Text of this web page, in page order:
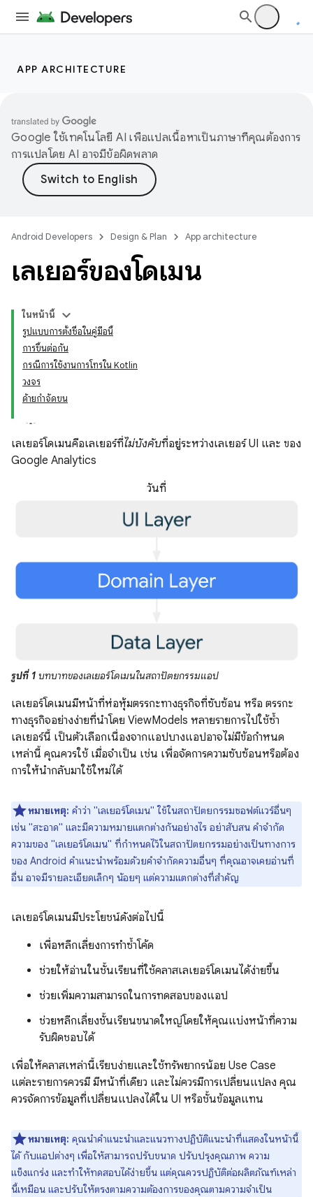
APP ARCHITECTURE
Google ใช้เทคโนโลยี AI เพื่อแปลเนื้อหาเป็นภาษาที่คุณต้องการ
การแปลโดย AI อาจมีข้อผิดพลาด
Android Developers Design & Plan App architecture
เลเยอร์ของโดเมน
ในหน้านี้
รูปแบบการตั้งชื่อในคู่มือนี้
การขึ้นต่อกัน
กรณีการใช้งานการโทรใน Kotlin
วงจร
ด้ายกำจัดขน
เลเยอร์โดเมนคือเลเยอร์ที่ไม่บังคับที่อยู่ระหว่างเลเยอร์ UI และ ของ
Google Analytics
วันที่
รูปที่ 1 บทบาทของเลเยอร์โดเมนในสถาปัตยกรรมแอป
เลเยอร์โดเมนมีหน้าที่ห่อหุ้มตรรกะทางธุรกิจที่ซับซ้อน หรือ ตรรกะ
ทางธุรกิจอย่างง่ายที่นำโดย ViewModels หลายรายการไปใช้ซ้ำ
เลเยอร์นี้ เป็นตัวเลือกเนื่องจากแอปบางแอปอาจไม่มีข้อกำหนด
เหล่านี้ คุณควรใช้ เมื่อจําเป็น เช่น เพื่อจัดการความซับซ้อนหรือต้อง
การให้นํากลับมาใช้ใหม่ได้
หมายเหตุ: คำว่า "เลเยอร์โดเมน" ใช้ในสถาปัตยกรรมซอฟต์แวร์อื่นๆ
เช่น "สะอาด" และมีความหมายแตกต่างกันอย่างไร อย่าสับสน คำจำกัด
ความของ "เลเยอร์โดเมน" ที่กำหนดไว้ในสถาปัตยกรรมอย่างเป็นทางการ
ของ Android คำแนะนำพร้อมด้วยคำจำกัดความอื่นๆ ที่คุณอาจเคยอ่านที่
อื่น อาจมีรายละเอียดเล็กๆ น้อยๆ แต่ความแตกต่างที่สำคัญ
เลเยอร์โดเมนมีประโยชน์ดังต่อไปนี้
เพื่อหลีกเลี่ยงการทำซ้ำโค้ด
ช่วยให้อ่านในชั้นเรียนที่ใช้คลาสเลเยอร์โดเมนได้ง่ายขึ้น
ช่วยเพิ่มความสามารถในการทดสอบของแอป
ช่วยหลีกเลี่ยงชั้นเรียนขนาดใหญ่โดยให้คุณแบ่งหน้าที่ความ
รับผิดชอบได้
เพื่อให้คลาสเหล่านี้เรียบง่ายและใช้ทรัพยากรน้อย Use Case
แต่ละรายการควรมี มีหน้าที่เดียว และไม่ควรมีการเปลี่ยนแปลง คุณ
ควรจัดการข้อมูลที่เปลี่ยนแปลงได้ใน UI หรือชั้นข้อมูลแทน
หมายเหตุ: คุณนำคำแนะนำและแนวทางปฏิบัติแนะนำที่แสดงในหน้านี้
ได้ กับแอปต่างๆ เพื่อให้สามารถปรับขนาด ปรับปรุงคุณภาพ ความ
แข็งแกร่ง และทำให้ทดสอบได้ง่ายขึ้น แต่คุณควรปฏิบัติต่อผลิตภัณฑ์เหล่า
นี้เหมือน และปรับให้ตรงตามความต้องการของคุณตามความจำเป็น